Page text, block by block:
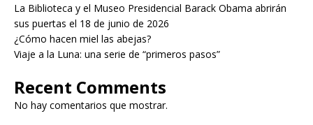
La Biblioteca y el Museo Presidencial Barack Obama abrirán
sus puertas el 18 de junio de 2026
¿Cómo hacen miel las abejas?
Viaje a la Luna: una serie de “primeros pasos”
Recent Comments
No hay comentarios que mostrar.